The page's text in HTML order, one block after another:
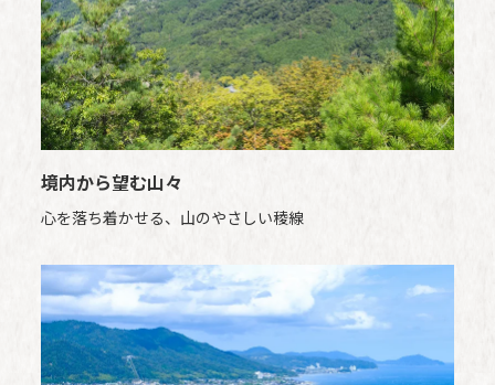
境内から望む山々
心を落ち着かせる、山のやさしい稜線